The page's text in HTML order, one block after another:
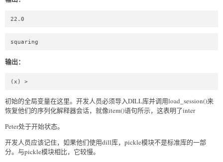
22.0
squaring
输出：
(x) >
初始的全局变量在这里。开发人员必须导入DILL库并调用load_session()来
恢复他们的序列化解释器会话，就像item()语句所示，这表明了inter
Peter处于开始状态。
开发人员应该记住，如果他们使用dill库，pickle模块不是标准库的一部
分。与pickle模块相比，它较慢。